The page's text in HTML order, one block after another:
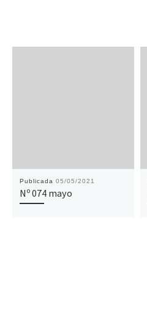
Publicada 05/05/2021
Nº 074 mayo